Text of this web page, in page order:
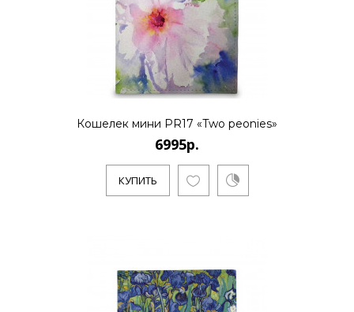
Кошелек мини PR17 «Two peonies»
6995р.
КУПИТЬ